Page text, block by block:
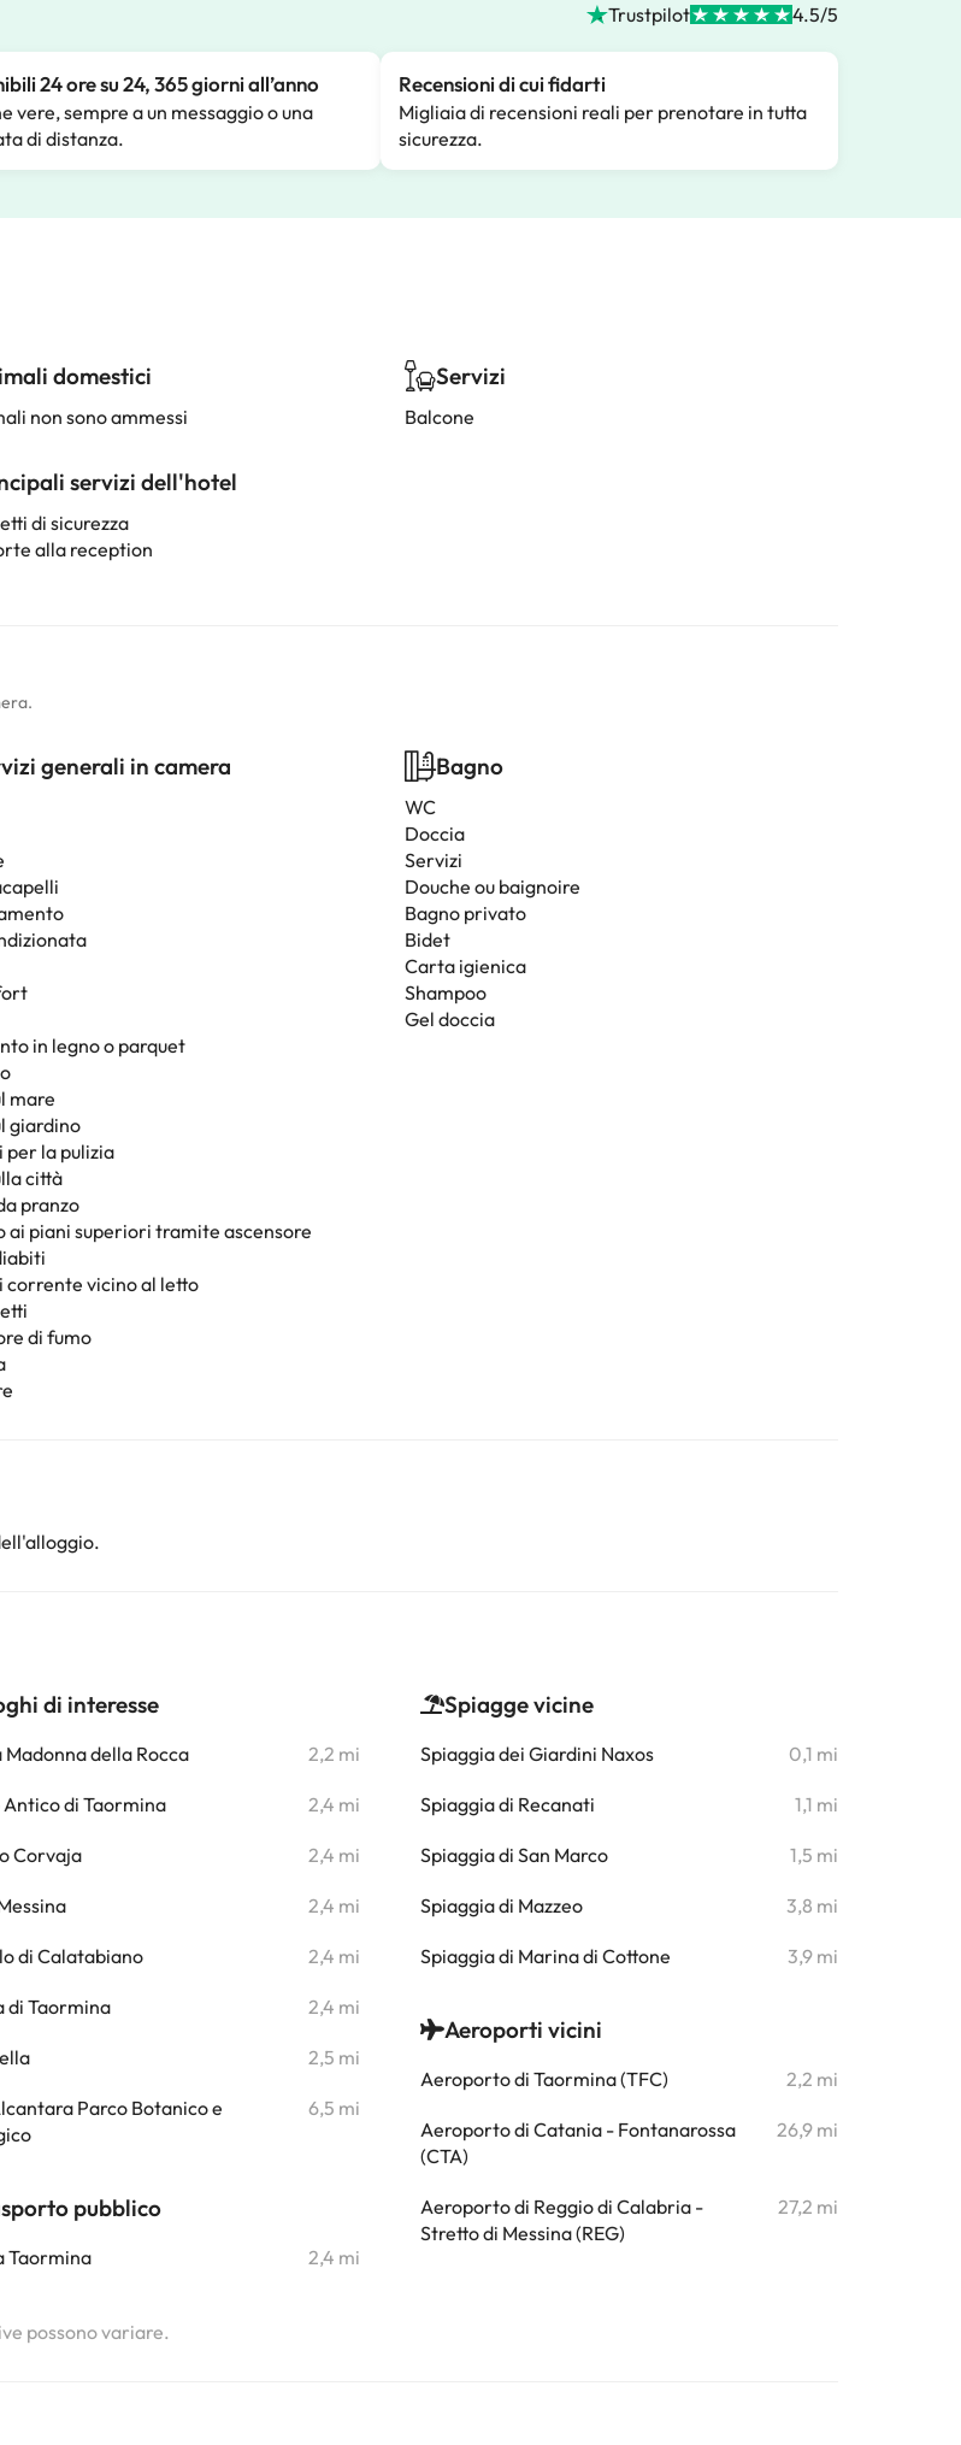
Trustpilot 4.5/5
24 ore su 24, 365 giorni all’anno
vere, sempre a un messaggio o una
di distanza.
Recensioni di cui fidarti
Migliaia di recensioni reali per prenotare in tutta
sicurezza.
domestici
non sono ammessi
servizi dell'hotel
di sicurezza
alla reception
Servizi
Balcone
generali in camera
in legno o parquet
mare
giardino
per la pulizia
città
pranzo
ai piani superiori tramite ascensore
corrente vicino al letto
di fumo
Bagno
WC
Doccia
Servizi
Douche ou baignoire
Bagno privato
Bidet
Carta igienica
Shampoo
Gel doccia
di interesse
Madonna della Rocca 2,2 mi
di Taormina 2,4 mi
Corvaja 2,4 mi
2,4 mi
di Calatabiano 2,4 mi
di Taormina 2,4 mi
2,5 mi
Parco Botanico e
6,5 mi
pubblico
Taormina 2,4 mi
Spiagge vicine
Spiaggia dei Giardini Naxos 0,1 mi
Spiaggia di Recanati 1,1 mi
Spiaggia di San Marco 1,5 mi
Spiaggia di Mazzeo 3,8 mi
Spiaggia di Marina di Cottone 3,9 mi
Aeroporti vicini
Aeroporto di Taormina (TFC) 2,2 mi
Aeroporto di Catania - Fontanarossa
(CTA)
26,9 mi
Aeroporto di Reggio di Calabria -
Stretto di Messina (REG)
27,2 mi
possono variare.